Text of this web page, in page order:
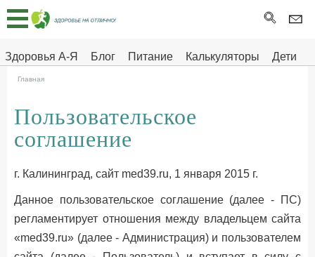
Здоровья А-Я Блог Питание Калькуляторы
Дети
Главная
Тесты
Про
ДЕТЯМ
Главная
Пользовательское
соглашение
г. Калининград, сайт med39.ru, 1 января 2015 г.
Данное пользовательское соглашение (далее - ПС)
регламентирует отношения между владельцем сайта
«med39.ru» (далее - Администрация) и пользователем